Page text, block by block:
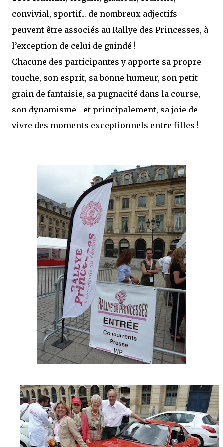
convivial, sportif... de nombreux adjectifs
peuvent être associés au Rallye des Princesses, à
l’exception de celui de guindé !
Chacune des participantes y apporte sa propre
touche, son esprit, sa bonne humeur, son petit
grain de fantaisie, sa pugnacité dans la course,
son dynamisme... et principalement, sa joie de
vivre des moments exceptionnels entre filles !